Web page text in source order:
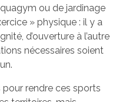
ou de jardinage
» physique : il y a
d’ouverture à l’autre
nécessaires soient
rendre ces sports